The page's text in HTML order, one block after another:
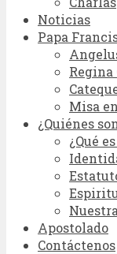
Noticias
Papa
Regina
Misa
¿Quiénes
¿Qué
Apostolado
Contáctenos